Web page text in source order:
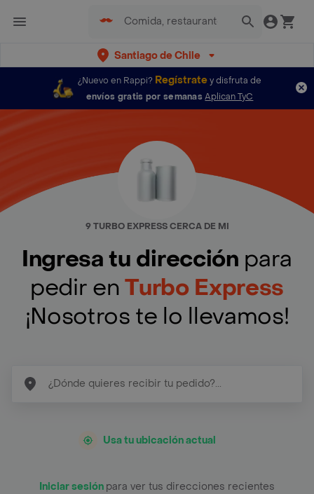
Santiago de Chile
¿Nuevo en Rappi? Regístratey disfruta de
envíos gratis por semanas Aplican TyC
9 TURBO EXPRESS CERCA DE MI
Ingresa tu dirección para
pedir enTurbo Express
¡Nosotros te lo llevamos!
Usa tu ubicación actual
Iniciar sesión para ver tus direcciones recientes